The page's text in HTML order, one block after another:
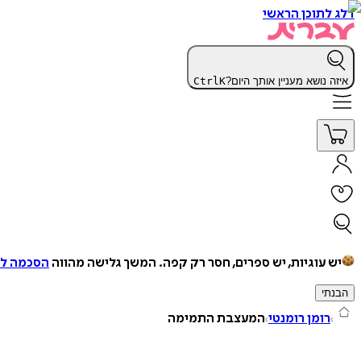
דלג לתוכן הראשי
איזה נושא מעניין אותך היום? CtrlK
יש עוגיות, יש ספרים, חסר רק קפה. המשך גלישה מהווה הסכמה
הבנתי
רומן רומנטי המעצבת התמימה